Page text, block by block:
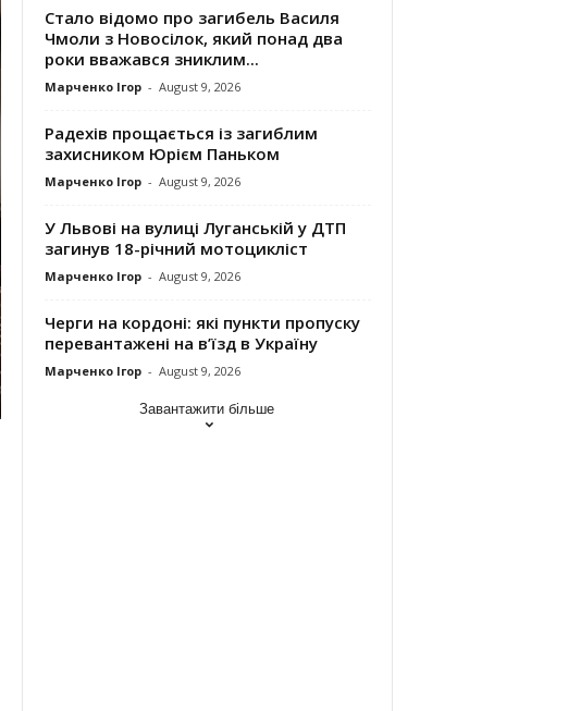
Стало відомо про загибель Василя
Чмоли з Новосілок, який понад два
роки вважався зниклим...
Марченко Ігор - August 9, 2026
Радехів прощається із загиблим
захисником Юрієм Паньком
Марченко Ігор - August 9, 2026
У Львові на вулиці Луганській у ДТП
загинув 18-річний мотоцикліст
Марченко Ігор - August 9, 2026
Черги на кордоні: які пункти пропуску
перевантажені на в’їзд в Україну
Марченко Ігор - August 9, 2026
Завантажити більше